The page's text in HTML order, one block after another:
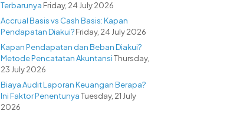
Terbarunya Friday, 24 July 2026
Accrual Basis vs Cash Basis: Kapan
Pendapatan Diakui?Friday, 24 July 2026
Kapan Pendapatan dan Beban Diakui?
Metode Pencatatan Akuntansi Thursday,
23 July 2026
Biaya Audit Laporan Keuangan Berapa?
Ini Faktor Penentunya Tuesday, 21 July
2026